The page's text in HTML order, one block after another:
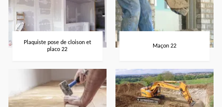
Plaquiste pose de cloison et
placo 22
Maçon 22